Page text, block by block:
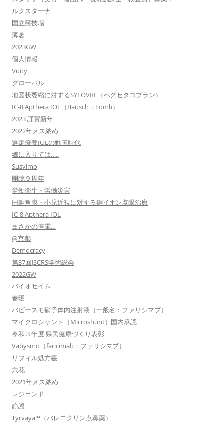
ルクスターナ
国立競技場
薄暑
2023GW
個人情報
Vuity
グローバル
地図状萎縮に対するSYFOVRE（ペグセタコプラン）
IC-8 Apthera IOL（Bausch + Lomb）
2023 謹賀新年
2022年メス納め
選定療養IOLの戦国時代
郷に入りては…..
Susvimo
開院９周年
労働衛生・労働災害
円錐角膜・小児近視に対する銅イオン点眼治療
IC-8 Apthera IOL
まさかの停電…
@京都
Democracy
第37回JSCRS学術総会
2022GW
バイオセイム
春暖
バビースモ硝子体内注射液（一般名：ファリシマブ）
マイクロシャント（Microshunt）国内承認
令和３年度 県民健康づくり表彰
Vabysmo（faricimab：ファリシマブ）
リフィル処方箋
六花
2021年メス納め
レジェンド
静謐
Tyrvaya™（バレニクリン点鼻薬）